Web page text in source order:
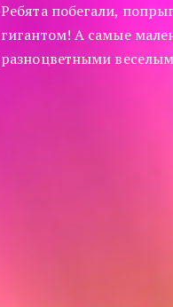
Ребята побегали,
гигантом! А самые
разноцветными